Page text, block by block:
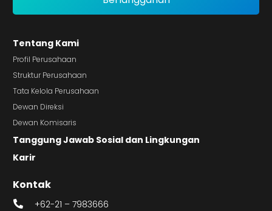
Tentang Kami
Profil Perusahaan
Struktur Perusahaan
Tata Kelola Perusahaan
Dewan Direksi
Dewan Komisaris
Tanggung Jawab Sosial dan Lingkungan
Karir
Kontak
+62-21 – 7983666